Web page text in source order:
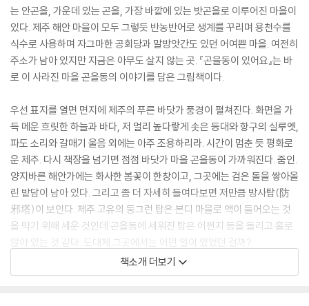
는 안곤을, 가운데 있는 곤을, 가장 바깥에 있는 밧곤을로 이루어진 마을이
있다. 제주 해안 마을이 모두 그렇듯 반농반어로 생계를 꾸리며 용천수를
식수로 사용하며 자그마한 공회당과 말방앗간도 있던 어여쁜 마을. 여전히
주소가 남아 있지만 지금은 아무도 살지 않는 곳. 『곤을동이 있어요』는 바
로 이 사라진 마을 곤을동의 이야기를 담은 그림책이다.
우선 표지를 열면 면지에 제주의 푸른 바닷가 풍경이 펼쳐진다. 화면을 가
득 메운 흐릿한 하늘과 바다, 저 멀리 높다랗게 솟은 등대와 항구의 실루엣,
파도 소리와 갈매기 울음 외에는 아주 조용하리라. 시간이 멈춘 듯 평화로
운 제주. 다시 책장을 넘기면 점점 바닷가 마을 곤을동이 가까워진다. 줌인.
양지바른 해안가에는 화사한 봄꽃이 한창이고, 그곳에는 검은 돌을 쌓아올
린 밭담이 남아 있다. 그리고 좀 더 자세히 들여다보면 저만큼 방사탑(防
邪塔)이 보인다. 제주 고유의 둥그런 탑은 본디 마을로 액이 들어오는 것
을 막기 위해 세운 것인데 곤을동에 세워진 탑은 어쩐지 등을 돌리고 홀로
앉아 있는 것 같다. 도대체 그곳에서는 어떤 일이 있었던 걸까?
“잘 지내나요?”라는 단순한 질문에서 시작하는 이야기는 처음부터 이미
책소개 더보기